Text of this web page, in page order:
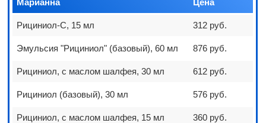
Марианна Цена
Рициниол-С, 15 мл 312 руб.
Эмульсия "Рициниол" (базовый), 60 мл 876 руб.
Рициниол, с маслом шалфея, 30 мл 612 руб.
Рициниол (базовый), 30 мл 576 руб.
Рициниол, с маслом шалфея, 15 мл 360 руб.